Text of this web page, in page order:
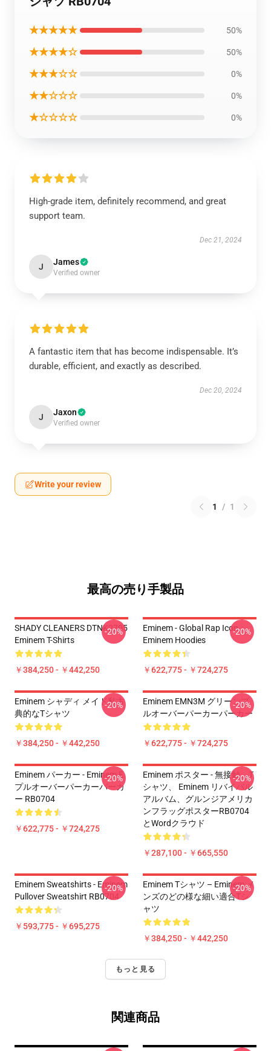
★★★★★ 50%
★★★★☆ 50%
★★★☆☆ 0%
★★☆☆☆ 0%
★☆☆☆☆ 0%
High-grade item, definitely recommend, and great
support team.
Dec 21, 2024
J James
Verified owner
A fantastic item that has become indispensable. It’s
durable, efficient, and exactly as described.
Dec 20, 2024
J Jaxon
Verified owner
Write your review
1 / 1
最高の売り手製品
SHADY CLEANERS DTNK2705
Eminem T-Shirts
￥384,250 - ￥442,250
-20%
Eminem - Global Rap Icon
Eminem Hoodies
￥622,775 - ￥724,275
-20%
Eminem シャディ メイド私古
典的なTシャツ
￥384,250 - ￥442,250
-20%
Eminem EMN3M グリーンプ
ルオーバーパーカーパーカー
￥622,775 - ￥724,275
-20%
Eminem パーカー - Eminem E
プルオーバーパーカーパーカ
ー RB0704
￥622,775 - ￥724,275
-20%
Eminem ポスター - 無接触、T
シャツ、 Eminem リバイバル
アルバム、グルンジアメリカ
ンフラッグポスターRB0704
とWordクラウド
￥287,100 - ￥665,550
-20%
Eminem Sweatshirts - Eminem
Pullover Sweatshirt RB0704
￥593,775 - ￥695,275
-20%
Eminem Tシャツ – Eminem メ
ンズのどの様な細い適合Tシ
ャツ
￥384,250 - ￥442,250
-20%
もっと見る
関連商品